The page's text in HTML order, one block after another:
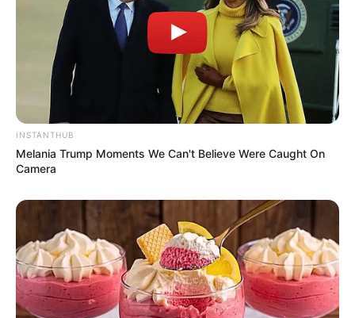
έχασε τη ζωή της πέφτοντας στο κενό
από τον πέμπτο όροφο πολυκατοικίας
Κύθηρα: Απαγορεύτηκε η πρόσβαση
στην παραλία Λυκοδήμου για λόγους
ασφαλείας – Η ανακοίνωση του Δήμου
πισίνα ξενοδοχείου
Δείτε όλες τις τελευταίεςΕιδήσεις από την Ελλάδα και
τον Κόσμο, τη στιγμή που συμβαίνουν, στοNewstok.gr.
INSTANTHUB
Melania Trump Moments We Can't Believe Were Caught On
Camera